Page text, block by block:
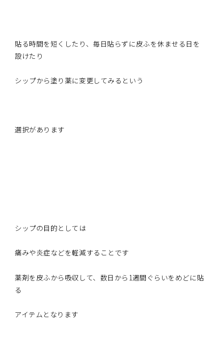
貼る時間を短くしたり、毎日貼らずに皮ふを休ませる日を
設けたり
シップから塗り薬に変更してみるという
選択があります
シップの目的としては
痛みや炎症などを軽減することです
薬剤を皮ふから吸収して、数日から1週間ぐらいをめどに貼
る
アイテムとなります